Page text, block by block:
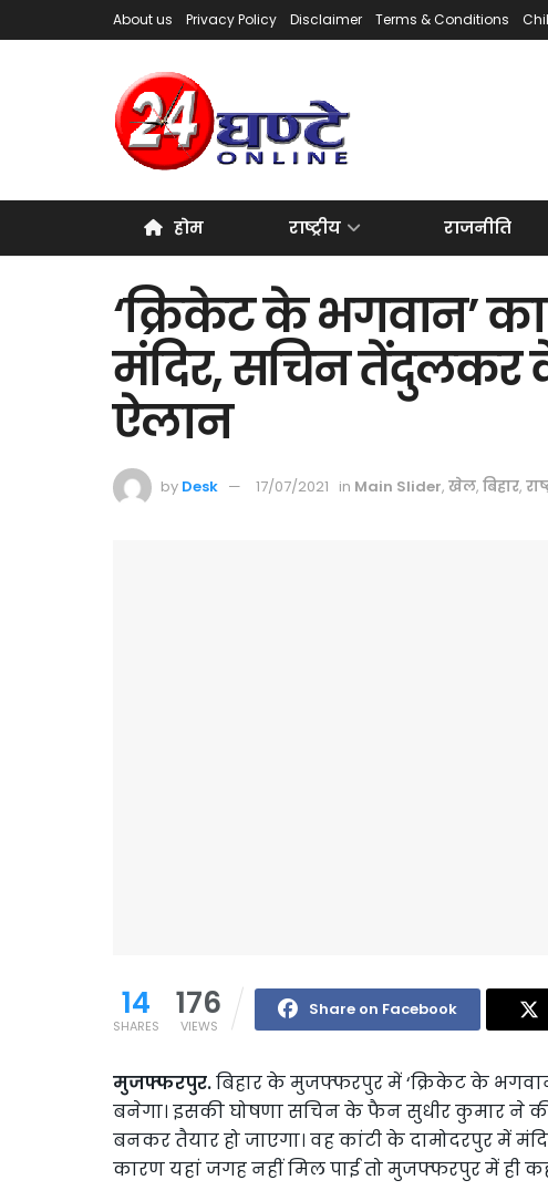
About us Privacy Policy Disclaimer Terms & Conditions
होम राष्ट्रीय राजनीति
‘क्रिकेट के भगवान’
मंदिर, सचिन तेंदुलकर
ऐलान
by Desk 17/07/2021 in Main Slider, खेल, बिहार,
14
SHARES
176
VIEWS
Share on Facebook
मुजफ्फरपुर.बिहार के मुजफ्फरपुर में ‘क्रिकेट के
बनेगा। इसकी घोषणा सचिन के फैन सुधीर कुमार ने
बनकर तैयार हो जाएगा। वह कांटी के दामोदरपुर में
कारण यहां जगह नहीं मिल पाई तो मुजफ्फरपुर में ही